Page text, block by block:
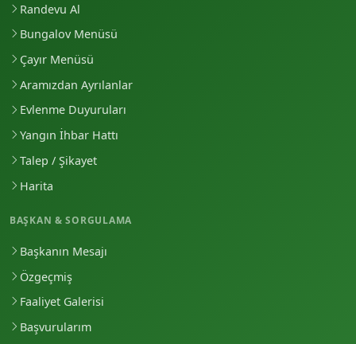
Randevu Al
Bungalov Menüsü
Çayır Menüsü
Aramızdan Ayrılanlar
Evlenme Duyuruları
Yangın İhbar Hattı
Talep / Şikayet
Harita
BAŞKAN & SORGULAMA
Başkanın Mesajı
Özgeçmiş
Faaliyet Galerisi
Başvurularım